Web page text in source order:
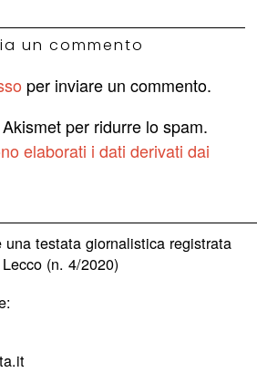
un commento
per inviare un commento.
per ridurre lo spam.
elaborati i dati derivati dai
una testata giornalistica registrata
(n. 4/2020)